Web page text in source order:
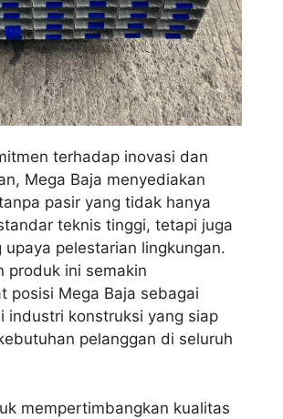
terhadap inovasi dan
Mega Baja menyediakan
pasir yang tidak hanya
teknis tinggi, tetapi juga
upaya pelestarian lingkungan.
produk ini semakin
posisi Mega Baja sebagai
industri konstruksi yang siap
pelanggan di seluruh
mempertimbangkan kualitas